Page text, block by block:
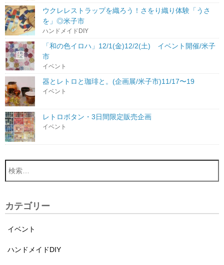
ウクレレストラップを織ろう！さをり織り体験「うさ
を」◎米子市
ハンドメイドDIY
「和の色イロハ」12/1(金)12/2(土) イベント開催/米子
市
イベント
器とレトロと珈琲と。(企画展/米子市)11/17〜19
イベント
レトロボタン・3日間限定販売企画
イベント
カテゴリー
イベント
ハンドメイドDIY